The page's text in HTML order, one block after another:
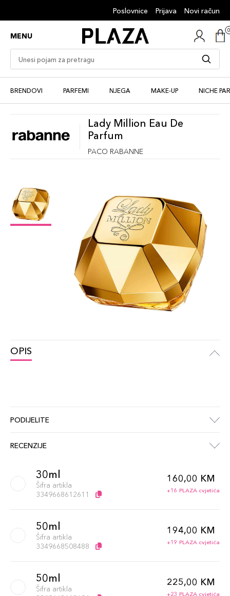
Poslovnice Prijava Novi račun
MENU
BRENDOVI PARFEMI NJEGA MAKE-UP NICHE
Lady Million Eau De
Parfum
PACO RABANNE
OPIS
PODIJELITE
RECENZIJE
30ml
Šifra artikla
3349668612611
160,00 KM
+16 PLAZA cvjetića
50ml
Šifra artikla
3349668508488
194,00 KM
+19 PLAZA cvjetića
50ml
Šifra artikla
225,00 KM
+23 PLAZA cvjetića